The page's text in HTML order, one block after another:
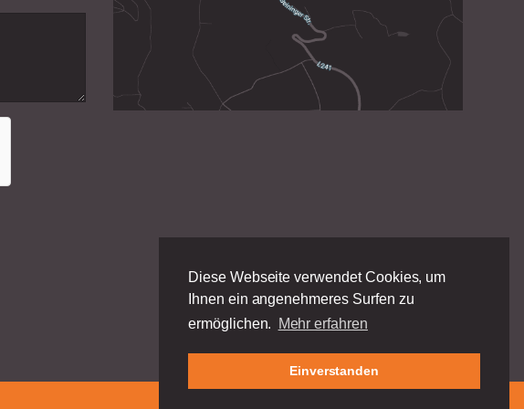
Diese Webseite verwendet Cookies, um
Ihnen ein angenehmeres Surfen zu
ermöglichen.
Mehr erfahren
Einverstanden